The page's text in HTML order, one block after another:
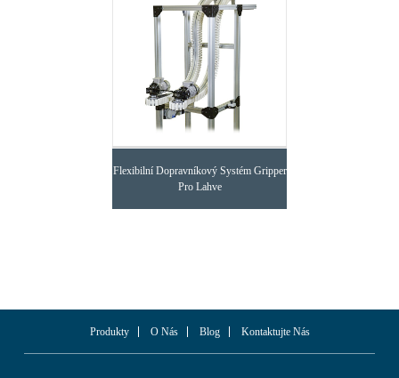
Flexibilní Dopravníkový Systém Gripper
Pro Lahve
Produkty O Nás Blog Kontaktujte Nás